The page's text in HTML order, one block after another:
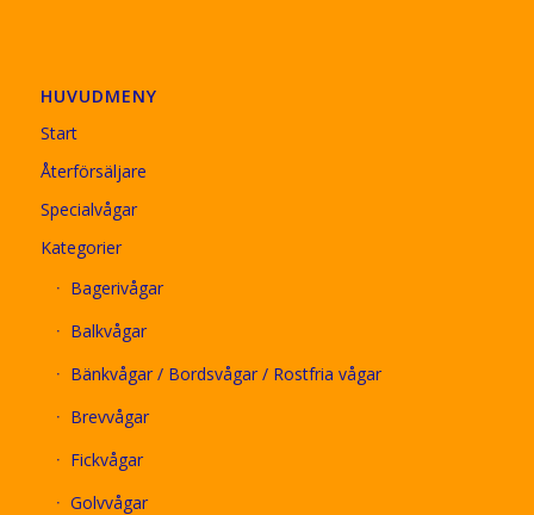
HUVUDMENY
Start
Återförsäljare
Specialvågar
Kategorier
Bagerivågar
Balkvågar
Bänkvågar / Bordsvågar / Rostfria vågar
Brevvågar
Fickvågar
Golvvågar